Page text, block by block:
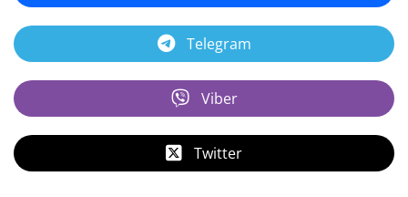
Telegram
Viber
Twitter